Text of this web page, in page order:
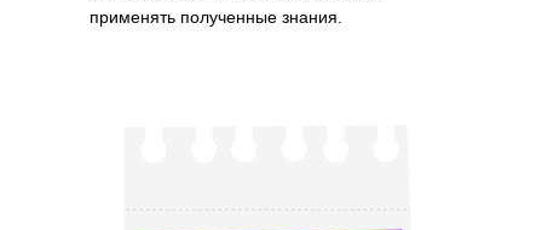
применять полученные знания.